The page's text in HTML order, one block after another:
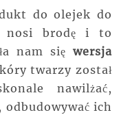
do olejek do
nosi brodę i to
nam się wersja
twarzy został
nawilżać,
odbudowywać ich